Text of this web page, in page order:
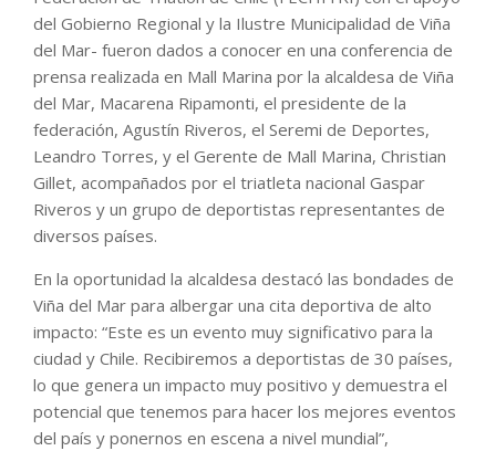
del Gobierno Regional y la Ilustre Municipalidad de Viña
del Mar- fueron dados a conocer en una conferencia de
prensa realizada en Mall Marina por la alcaldesa de Viña
del Mar, Macarena Ripamonti, el presidente de la
federación, Agustín Riveros, el Seremi de Deportes,
Leandro Torres, y el Gerente de Mall Marina, Christian
Gillet, acompañados por el triatleta nacional Gaspar
Riveros y un grupo de deportistas representantes de
diversos países.
En la oportunidad la alcaldesa destacó las bondades de
Viña del Mar para albergar una cita deportiva de alto
impacto: “Este es un evento muy significativo para la
ciudad y Chile. Recibiremos a deportistas de 30 países,
lo que genera un impacto muy positivo y demuestra el
potencial que tenemos para hacer los mejores eventos
del país y ponernos en escena a nivel mundial”,